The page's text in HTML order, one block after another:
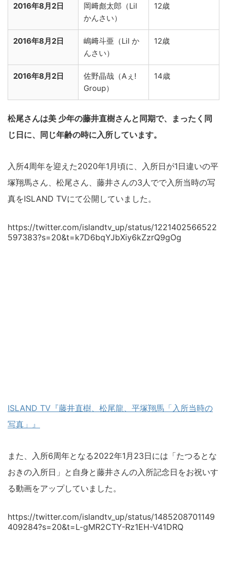
2016年8月2日
岡﨑彪太郎（Lil
かんさい）
12歳
2016年8月2日
嶋﨑斗亜（Lil か
んさい）
12歳
2016年8月2日
佐野晶哉（Aぇ!
Group）
14歳
松尾さんは美 少年の藤井直樹さんと同期で、まったく同
じ日に、同じ年齢の時に入所しています。
入所4周年を迎えた2020年1月頃に、入所日が1日違いの平
塚翔馬さん、松尾さん、藤井さんの3人でで入所当時の写
真をISLAND TVにて公開していました。
https://twitter.com/islandtv_up/status/1221402566522
597383?s=20&t=k7D6bqYJbXiy6kZzrQ9gOg
ISLAND TV『藤井直樹、松尾龍、平塚翔馬「入所当時の
写真」』
また、入所6周年となる2022年1月23日には「たつるとな
おきの入所日」と自身と藤井さんの入所記念日をお祝いす
る動画をアップしていました。
https://twitter.com/islandtv_up/status/1485208701149
409284?s=20&t=L-gMR2CTY-Rz1EH-V41DRQ